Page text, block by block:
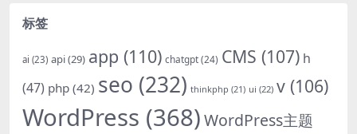
标签
ai (23) api(29) app (110) chatgpt(24) CMS (107) h
(47) php (42) seo (232) thinkphp (21) ui (22) v (106)
WordPress (368)WordPress主题